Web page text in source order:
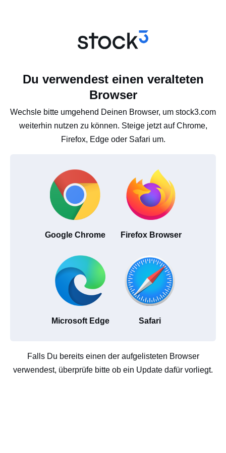
Du verwendest einen veralteten
Browser
Wechsle bitte umgehend Deinen Browser, um stock3.com
weiterhin nutzen zu können. Steige jetzt auf Chrome,
Firefox, Edge oder Safari um.
Google Chrome Firefox Browser
Microsoft Edge Safari
Falls Du bereits einen der aufgelisteten Browser
verwendest, überprüfe bitte ob ein Update dafür vorliegt.